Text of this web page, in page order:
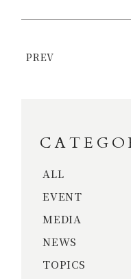
ALL
EVENT
MEDIA
NEWS
TOPICS